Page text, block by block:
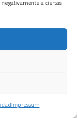
a ciertas
Impressum
nuevo
insignia para
sistema